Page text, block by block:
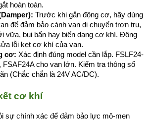
hoàn toàn.
Trước khi gắn động cơ, hãy dùng
để đảm bảo cánh van di chuyển trơn tru,
vữa, bụi bẩn hay biến dạng cơ khí. Động
lỗi kẹt cơ khí của van.
cơ: Xác định đúng model cần lắp. FSLF24-
FSAF24A cho van lớn. Kiểm tra thông số
(Chắc chắn là 24V AC/DC).
cơ khí
sự chính xác để đảm bảo lực mô-men